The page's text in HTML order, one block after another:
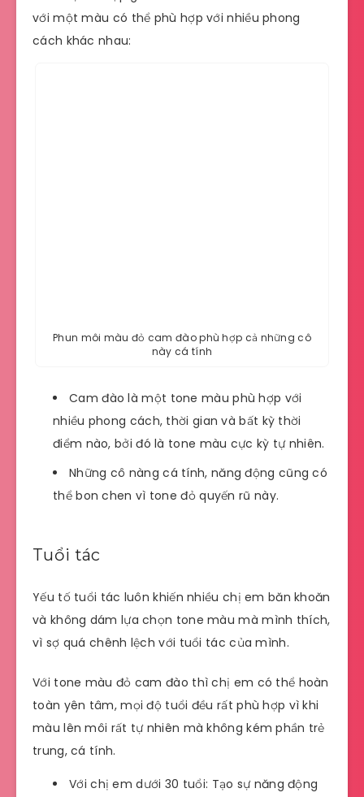
với một màu có thể phù hợp với nhiều phong
cách khác nhau:
Phun môi màu đỏ cam đào phù hợp cả những cô
này cá tính
Cam đào là một tone màu phù hợp với
nhiều phong cách, thời gian và bất kỳ thời
điểm nào, bởi đó là tone màu cực kỳ tự nhiên.
Những cô nàng cá tính, năng động cũng có
thể bon chen vì tone đỏ quyến rũ này.
Tuổi tác
Yếu tố tuổi tác luôn khiến nhiều chị em băn khoăn
và không dám lựa chọn tone màu mà mình thích,
vì sợ quá chênh lệch với tuổi tác của mình.
Với tone màu đỏ cam đào thì chị em có thể hoàn
toàn yên tâm, mọi độ tuổi đều rất phù hợp vì khi
màu lên môi rất tự nhiên mà không kém phần trẻ
trung, cá tính.
Với chị em dưới 30 tuổi: Tạo sự năng động